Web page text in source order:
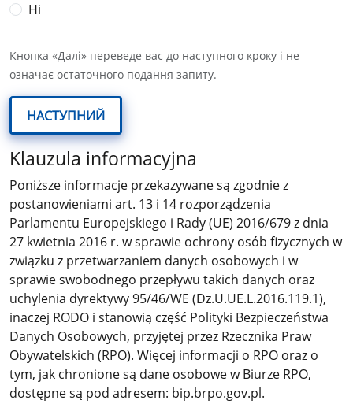
Ні
Кнопка «Далі» переведе вас до наступного кроку і не
означає остаточного подання запиту.
НАСТУПНИЙ
Klauzula informacyjna
Poniższe informacje przekazywane są zgodnie z
postanowieniami art. 13 i 14 rozporządzenia
Parlamentu Europejskiego i Rady (UE) 2016/679 z dnia
27 kwietnia 2016 r. w sprawie ochrony osób fizycznych w
związku z przetwarzaniem danych osobowych i w
sprawie swobodnego przepływu takich danych oraz
uchylenia dyrektywy 95/46/WE (Dz.U.UE.L.2016.119.1),
inaczej RODO i stanowią część Polityki Bezpieczeństwa
Danych Osobowych, przyjętej przez Rzecznika Praw
Obywatelskich (RPO). Więcej informacji o RPO oraz o
tym, jak chronione są dane osobowe w Biurze RPO,
dostępne są pod adresem: bip.brpo.gov.pl.